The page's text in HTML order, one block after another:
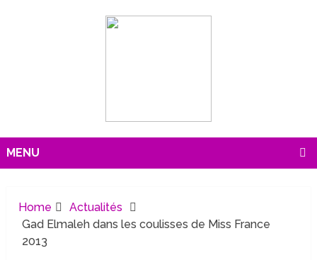
MENU
Home
Actualités
Gad Elmaleh dans les coulisses de Miss France
2013